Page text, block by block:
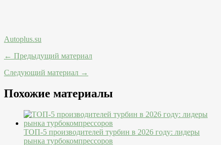
Autoplus.su
← Предыдущий материал
Следующий материал →
Похожие материалы
ТОП-5 производителей турбин в 2026 году: лидеры
рынка турбокомпрессоров